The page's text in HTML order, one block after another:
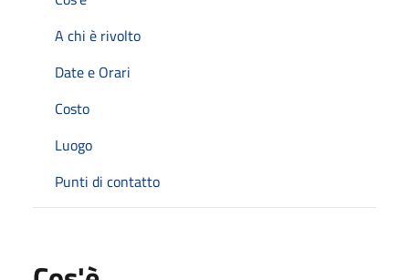
A chi è rivolto
Date e Orari
Costo
Luogo
Punti di contatto